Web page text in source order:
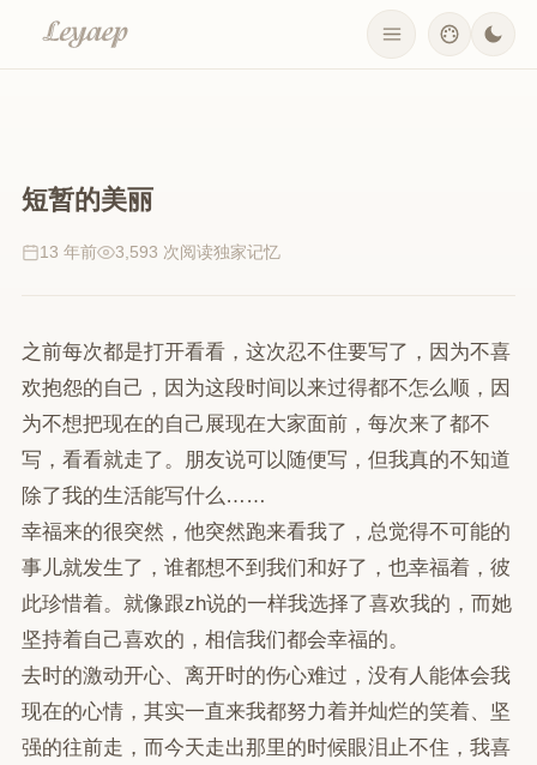
短暂的美丽
13 年前 3,593 次阅读独家记忆
之前每次都是打开看看，这次忍不住要写了，因为不喜
欢抱怨的自己，因为这段时间以来过得都不怎么顺，因
为不想把现在的自己展现在大家面前，每次来了都不
写，看看就走了。朋友说可以随便写，但我真的不知道
除了我的生活能写什么……
幸福来的很突然，他突然跑来看我了，总觉得不可能的
事儿就发生了，谁都想不到我们和好了，也幸福着，彼
此珍惜着。就像跟zh说的一样我选择了喜欢我的，而她
坚持着自己喜欢的，相信我们都会幸福的。
去时的激动开心、离开时的伤心难过，没有人能体会我
现在的心情，其实一直来我都努力着并灿烂的笑着、坚
强的往前走，而今天走出那里的时候眼泪止不住，我喜